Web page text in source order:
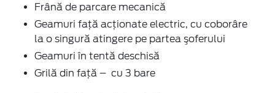
Frână de parcare mecanică
Geamuri faţă acţionate electric, cu coborâre
la o singură atingere pe partea şoferului
Geamuri în tentă deschisă
Grilă din față – cu 3 bare